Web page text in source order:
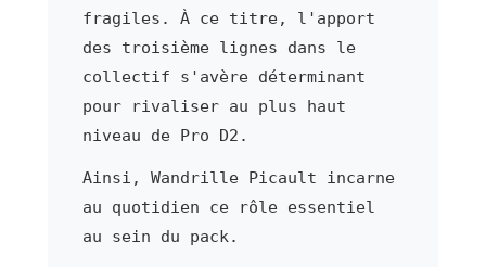
fragiles. À ce titre, l'apport
des troisième lignes dans le
collectif s'avère déterminant
pour rivaliser au plus haut
niveau de Pro D2.
Ainsi, Wandrille Picault incarne
au quotidien ce rôle essentiel
au sein du pack.